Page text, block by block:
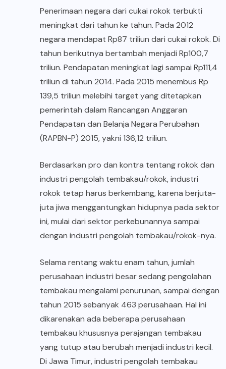
Penerimaan negara dari cukai rokok terbukti
meningkat dari tahun ke tahun. Pada 2012
negara mendapat Rp87 triliun dari cukai rokok. Di
tahun berikutnya bertambah menjadi Rp100,7
triliun. Pendapatan meningkat lagi sampai Rp111,4
triliun di tahun 2014. Pada 2015 menembus Rp
139,5 triliun melebihi target yang ditetapkan
pemerintah dalam Rancangan Anggaran
Pendapatan dan Belanja Negara Perubahan
(RAPBN-P) 2015, yakni 136,12 triliun.
Berdasarkan pro dan kontra tentang rokok dan
industri pengolah tembakau/rokok, industri
rokok tetap harus berkembang, karena berjuta-
juta jiwa menggantungkan hidupnya pada sektor
ini, mulai dari sektor perkebunannya sampai
dengan industri pengolah tembakau/rokok-nya.
Selama rentang waktu enam tahun, jumlah
perusahaan industri besar sedang pengolahan
tembakau mengalami penurunan, sampai dengan
tahun 2015 sebanyak 463 perusahaan. Hal ini
dikarenakan ada beberapa perusahaan
tembakau khususnya perajangan tembakau
yang tutup atau berubah menjadi industri kecil.
Di Jawa Timur, industri pengolah tembakau